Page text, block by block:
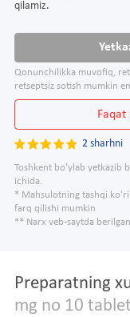
qilamiz.
Qonunchilikka muvofiq,
retseptsiz sotish mumkin
2 sharhni
Toshkent bo'ylab yetkazib
ichida.
* Mahsulotning tashqi
farq qilishi mumkin
** Narx veb-saytda
Preparatning
mg no 10